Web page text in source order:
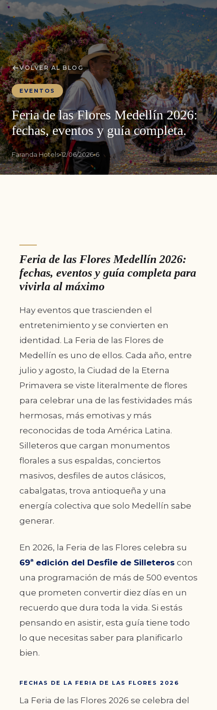
VOLVER AL BLOG
EVENTOS
Feria de las Flores Medellín 2026:
fechas, eventos y guía completa.
Faranda Hotels 12/06/2026 6
Feria de las Flores Medellín 2026:
fechas, eventos y guía completa para
vivirla al máximo
Hay eventos que trascienden el
entretenimiento y se convierten en
identidad. La Feria de las Flores de
Medellín es uno de ellos. Cada año, entre
julio y agosto, la Ciudad de la Eterna
Primavera se viste literalmente de flores
para celebrar una de las festividades más
hermosas, más emotivas y más
reconocidas de toda América Latina.
Silleteros que cargan monumentos
florales a sus espaldas, conciertos
masivos, desfiles de autos clásicos,
cabalgatas, trova antioqueña y una
energía colectiva que solo Medellín sabe
generar.
En 2026, la Feria de las Flores celebra su
69ª edición del Desfile de Silleteros con
una programación de más de 500 eventos
que prometen convertir diez días en un
recuerdo que dura toda la vida. Si estás
pensando en asistir, esta guía tiene todo
lo que necesitas saber para planificarlo
bien.
FECHAS DE LA FERIA DE LAS FLORES 2026
La Feria de las Flores 2026 se celebra del